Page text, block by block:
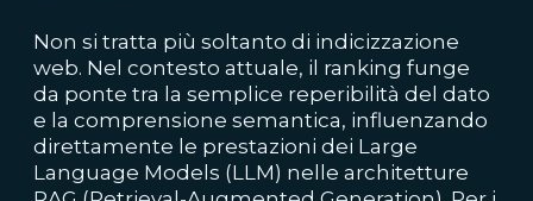
Non si tratta più soltanto di indicizzazione
web. Nel contesto attuale, il ranking funge
da ponte tra la semplice reperibilità del dato
e la comprensione semantica, influenzando
direttamente le prestazioni dei Large
Language Models (LLM) nelle architetture